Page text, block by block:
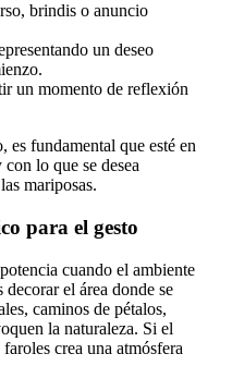
brindis o anuncio
un deseo
un momento de reflexión
es fundamental que esté en
lo que se desea
mariposas.
para el gesto
cuando el ambiente
el área donde se
caminos de pétalos,
la naturaleza. Si el
crea una atmósfera